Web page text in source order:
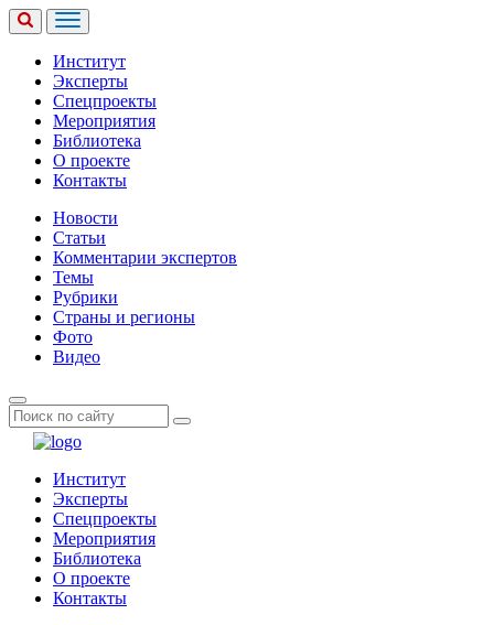
Институт
Эксперты
Спецпроекты
Мероприятия
Библиотека
О проекте
Контакты
Новости
Статьи
Комментарии экспертов
Темы
Рубрики
Страны и регионы
Фото
Видео
Институт
Эксперты
Спецпроекты
Мероприятия
Библиотека
О проекте
Контакты